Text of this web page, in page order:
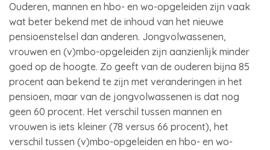
Ouderen, mannen en hbo- en wo-opgeleiden zijn vaak
wat beter bekend met de inhoud van het nieuwe
pensioenstelsel dan anderen. Jongvolwassenen,
vrouwen en (v)mbo-opgeleiden zijn aanzienlijk minder
goed op de hoogte. Zo geeft van de ouderen bijna 85
procent aan bekend te zijn met veranderingen in het
pensioen, maar van de jongvolwassenen is dat nog
geen 60 procent. Het verschil tussen mannen en
vrouwen is iets kleiner (78 versus 66 procent), het
verschil tussen (v)mbo-opgeleiden en hbo- en wo-